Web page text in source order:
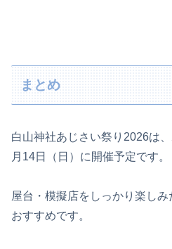
まとめ
白山神社あじさい祭り2026は
月14日（日）に開催予定です。
屋台・模擬店をしっかり楽し
おすすめです。